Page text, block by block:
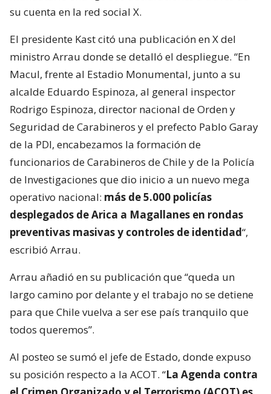
su cuenta en la red social X.
El presidente Kast citó una publicación en X del
ministro Arrau donde se detalló el despliegue. “En
Macul, frente al Estadio Monumental, junto a su
alcalde Eduardo Espinoza, al general inspector
Rodrigo Espinoza, director nacional de Orden y
Seguridad de Carabineros y el prefecto Pablo Garay
de la PDI, encabezamos la formación de
funcionarios de Carabineros de Chile y de la Policía
de Investigaciones que dio inicio a un nuevo mega
operativo nacional: más de 5.000 policías
desplegados de Arica a Magallanes en rondas
preventivas masivas y controles de identidad“,
escribió Arrau.
Arrau añadió en su publicación que “queda un
largo camino por delante y el trabajo no se detiene
para que Chile vuelva a ser ese país tranquilo que
todos queremos”.
Al posteo se sumó el jefe de Estado, donde expuso
su posición respecto a la ACOT. “La Agenda contra